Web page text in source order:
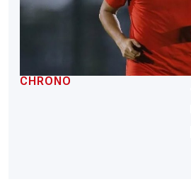
CHRONO